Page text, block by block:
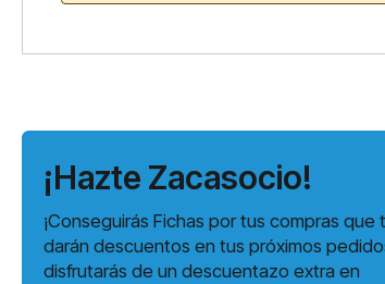
¡Hazte Zacasocio!
¡Conseguirás Fichas por tus compras que
darán descuentos en tus próximos
disfrutarás de un descuentazo extra en